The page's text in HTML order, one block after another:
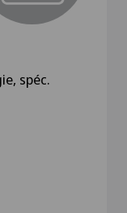
spéc.